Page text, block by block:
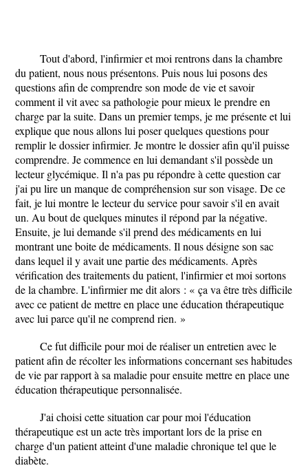
Tout d'abord, l'infirmier et moi rentrons dans la chambre
du patient, nous nous présentons. Puis nous lui posons des
questions afin de comprendre son mode de vie et savoir
comment il vit avec sa pathologie pour mieux le prendre en
charge par la suite. Dans un premier temps, je me présente et lui
explique que nous allons lui poser quelques questions pour
remplir le dossier infirmier. Je montre le dossier afin qu'il puisse
comprendre. Je commence en lui demandant s'il possède un
lecteur glycémique. Il n'a pas pu répondre à cette question car
j'ai pu lire un manque de compréhension sur son visage. De ce
fait, je lui montre le lecteur du service pour savoir s'il en avait
un. Au bout de quelques minutes il répond par la négative.
Ensuite, je lui demande s'il prend des médicaments en lui
montrant une boite de médicaments. Il nous désigne son sac
dans lequel il y avait une partie des médicaments. Après
vérification des traitements du patient, l'infirmier et moi sortons
de la chambre. L'infirmier me dit alors : « ça va être très difficile
avec ce patient de mettre en place une éducation thérapeutique
avec lui parce qu'il ne comprend rien. »
Ce fut difficile pour moi de réaliser un entretien avec le
patient afin de récolter les informations concernant ses habitudes
de vie par rapport à sa maladie pour ensuite mettre en place une
éducation thérapeutique personnalisée.
J'ai choisi cette situation car pour moi l'éducation
thérapeutique est un acte très important lors de la prise en
charge d'un patient atteint d'une maladie chronique tel que le
diabète.